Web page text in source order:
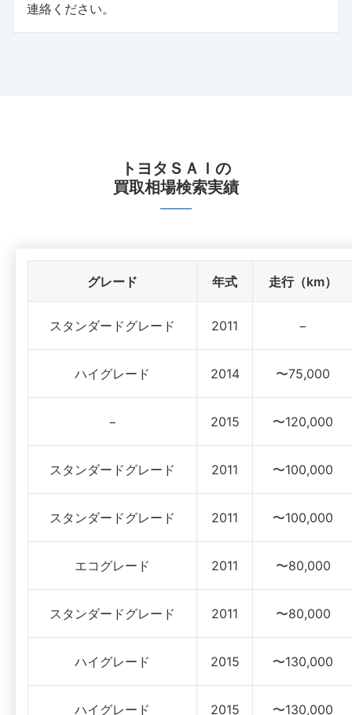
連絡ください。
トヨタＳＡＩ の
買取相場検索実績
グレード 年式 走行（km）
スタンダードグレード 2011 −
ハイグレード 2014 〜75,000
− 2015 〜120,000
スタンダードグレード 2011 〜100,000
スタンダードグレード 2011 〜100,000
エコグレード 2011 〜80,000
スタンダードグレード 2011 〜80,000
ハイグレード 2015 〜130,000
ハイグレード 2015 〜130,000